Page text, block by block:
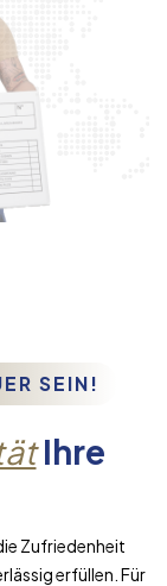
SEIN!
Ihre
Zufriedenheit
erfüllen. Für